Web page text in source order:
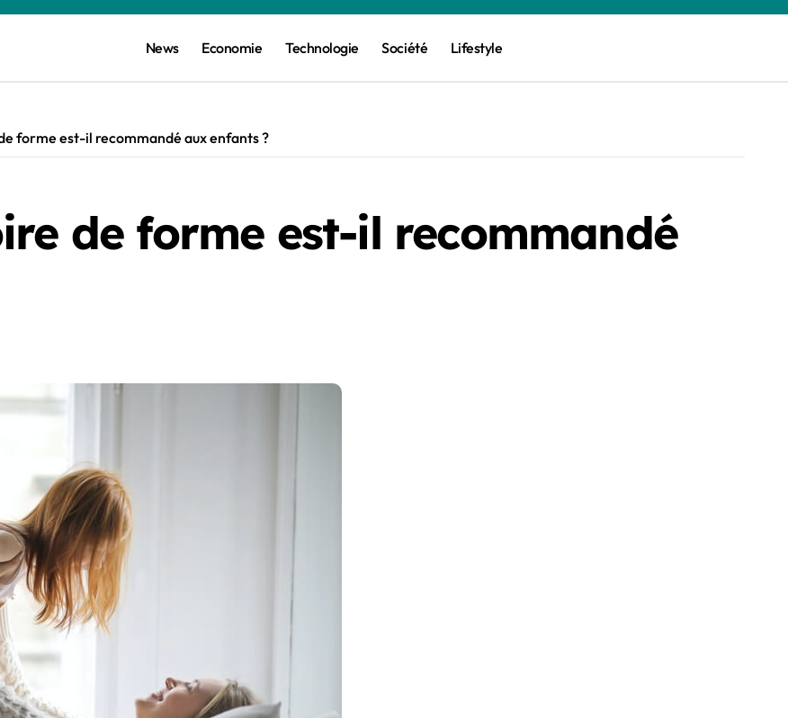
News Economie Technologie Société Lifestyle
forme est-il recommandé aux enfants ?
de forme est-il recommandé